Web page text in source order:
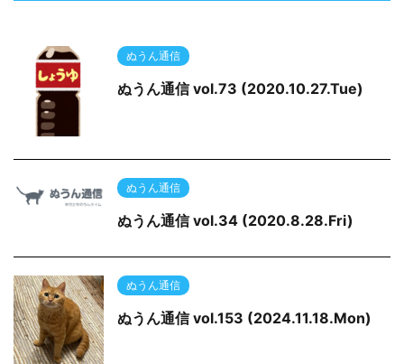
ぬうん通信
ぬうん通信 vol.73 (2020.10.27.Tue)
ぬうん通信
ぬうん通信 vol.34 (2020.8.28.Fri)
ぬうん通信
ぬうん通信 vol.153 (2024.11.18.Mon)